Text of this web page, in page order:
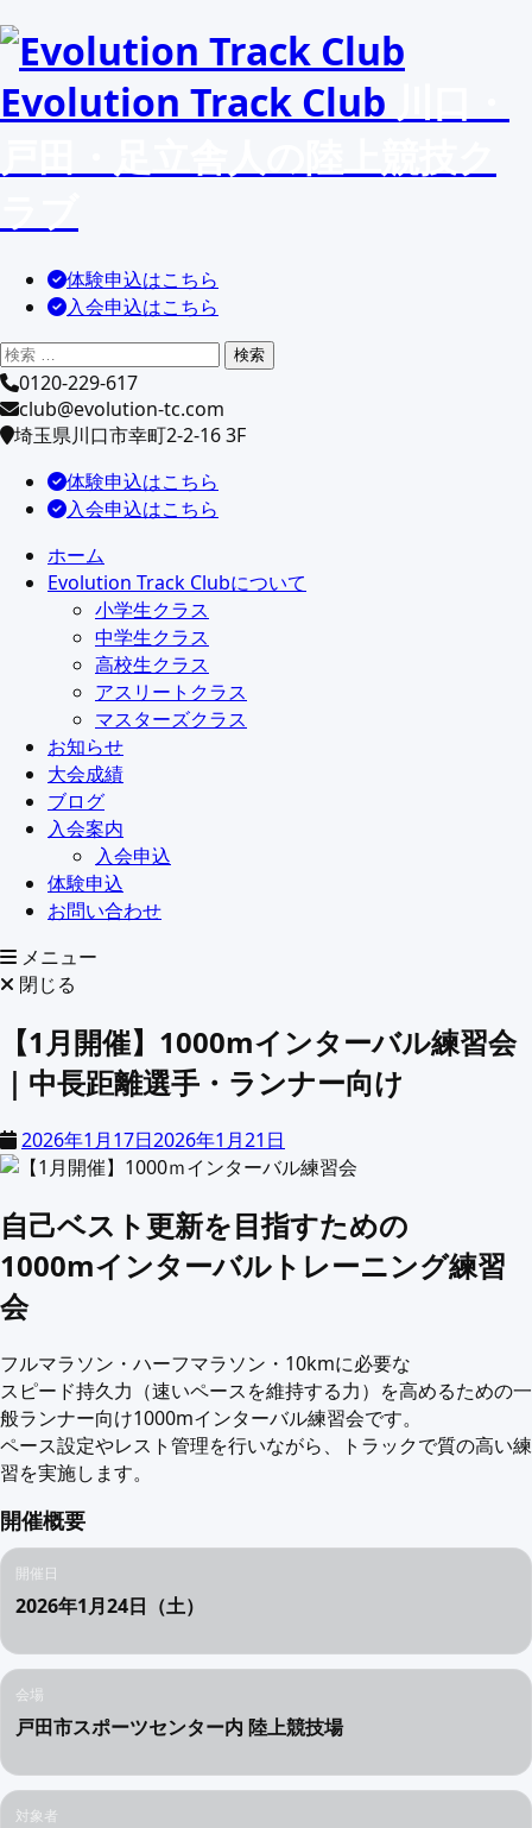
コ
テ
ン
へ
動
Evolution Track Club
体験申込はこちら
入会申込はこちら
0120-229-617
club@evolution-tc.com
埼玉県川口市幸町2-2-16 3F
体験申込はこちら
入会申込はこちら
ホーム
Evolution Track Clubについて
小学生クラス
中学生クラス
高校生クラス
アスリートクラス
マスターズクラス
お知らせ
大会成績
ブログ
入会案内
入会申込
体験申込
お問い合わせ
メニュー
閉じる
【1月開催】1000mインターバル練習会
｜中長距離選手・ランナー向け
2026年1月17日2026年1月21日
自己ベスト更新を目指すための
1000mインターバルトレーニング練習
会
フルマラソン・ハーフマラソン・10kmに必要な
スピード持久力（速いペースを維持する力）を高めるための一
般ランナー向け1000mインターバル練習会です。
ペース設定やレスト管理を行いながら、トラックで質の高い練
習を実施します。
開催概要
開催日
2026年1月24日（土）
会場
戸田市スポーツセンター内 陸上競技場
対象者